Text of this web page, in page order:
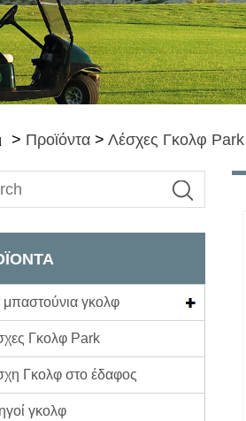
> Προϊόντα > Λέσχες Γκολφ Park
μπαστούνια γκολφ
Γκολφ Park
Γκολφ στο έδαφος
γκολφ